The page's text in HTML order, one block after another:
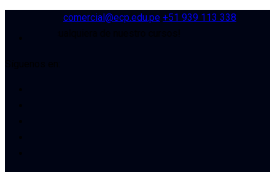
comercial@ecp.edu.pe +51 939 113 338